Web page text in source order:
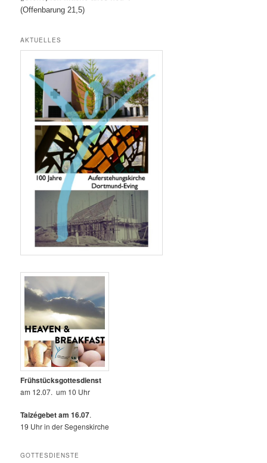
(Offenbarung 21,5)
AKTUELLES
Frühstücksgottesdienst
am 12.07. um 10 Uhr
Taizégebet am 16.07.
19 Uhr in der Segenskirche
GOTTESDIENSTE